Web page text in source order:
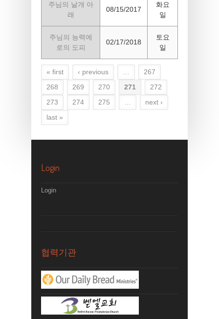
주님의 날개 아
래
08/15/2017
화요
일
주님의 능력에
로의 도피
02/17/2018
토요
일
Pages
« first ‹ previous
267
268
269 270 271
272
273
274 275
next ›
last »
Login
Login
협력기관